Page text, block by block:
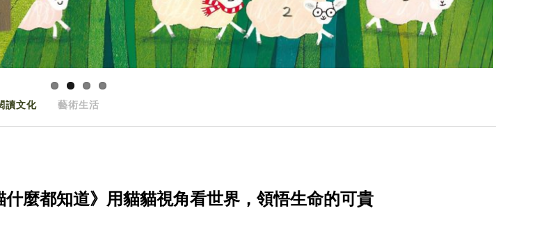
讀文化 藝術生活
什麼都知道》用貓貓視角看世界，領悟生命的可貴